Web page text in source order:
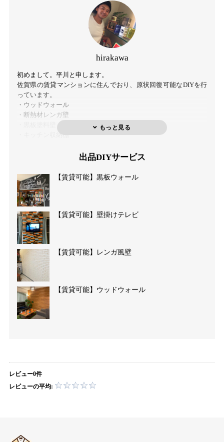
hirakawa
初めまして。平川と申します。
佐賀県の賃貸マンションに住んでおり、原状回復可能なDIYを行
っています。
・ウッドウォール
・断熱材レンガ壁
・キッチン収納棚
今までやってきていないDIYも積極的に挑戦していきます。
趣味のDIYによってどなたかのお役に立てれば幸いです。
よろしくお願いいたします。
出品DIYサービス
【賃貸可能】黒板ウォール
【賃貸可能】壁掛けテレビ
【賃貸可能】レンガ風壁
【賃貸可能】ウッドウォール
レビュー0件
レビューの平均: